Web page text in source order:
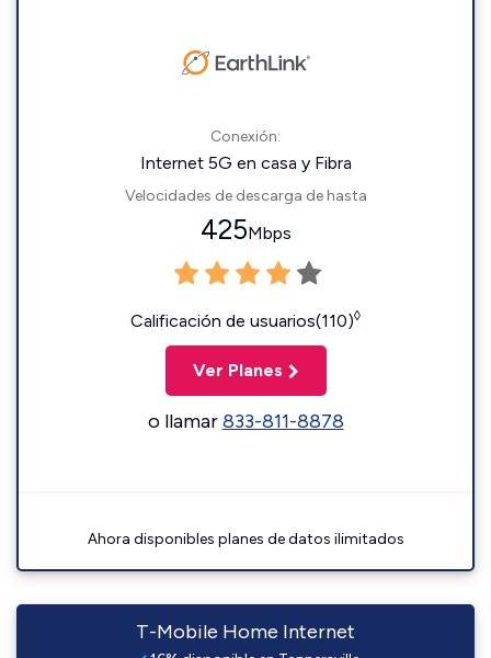
Conexión:
Internet 5G en casa y Fibra
Velocidades de descarga de hasta
425Mbps
Calificación de usuarios(110)◊
Ver Planes
o llamar833-811-8878
Ahora disponibles planes de datos ilimitados
T-Mobile Home Internet